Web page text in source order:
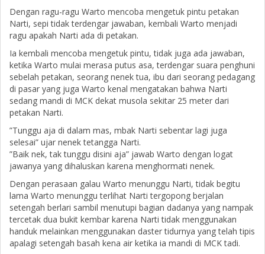
Dengan ragu-ragu Warto mencoba mengetuk pintu petakan
Narti, sepi tidak terdengar jawaban, kembali Warto menjadi
ragu apakah Narti ada di petakan.
Ia kembali mencoba mengetuk pintu, tidak juga ada jawaban,
ketika Warto mulai merasa putus asa, terdengar suara penghuni
sebelah petakan, seorang nenek tua, ibu dari seorang pedagang
di pasar yang juga Warto kenal mengatakan bahwa Narti
sedang mandi di MCK dekat musola sekitar 25 meter dari
petakan Narti.
”Tunggu aja di dalam mas, mbak Narti sebentar lagi juga
selesai” ujar nenek tetangga Narti.
”Baik nek, tak tunggu disini aja” jawab Warto dengan logat
jawanya yang dihaluskan karena menghormati nenek.
Dengan perasaan galau Warto menunggu Narti, tidak begitu
lama Warto menunggu terlihat Narti tergopong berjalan
setengah berlari sambil menutupi bagian dadanya yang nampak
tercetak dua bukit kembar karena Narti tidak menggunakan
handuk melainkan menggunakan daster tidurnya yang telah tipis
apalagi setengah basah kena air ketika ia mandi di MCK tadi.